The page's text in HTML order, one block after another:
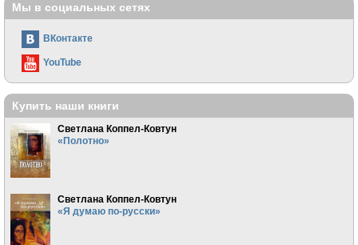
Мы в социальных сетях
ВКонтакте
YouTube
Купить наши книги
Светлана Коппел-Ковтун
«Полотно»
Светлана Коппел-Ковтун
«Я думаю по-русски»